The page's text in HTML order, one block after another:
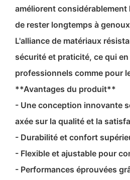
améliorent
de rester longtemps à
L'alliance de matériaux
sécurité et praticité, ce qui
professionnels comme pour
**Avantages du produit**
- Une conception innovante
axée sur la qualité et la
- Durabilité et confort
- Flexible et ajustable pour
- Performances éprouvées